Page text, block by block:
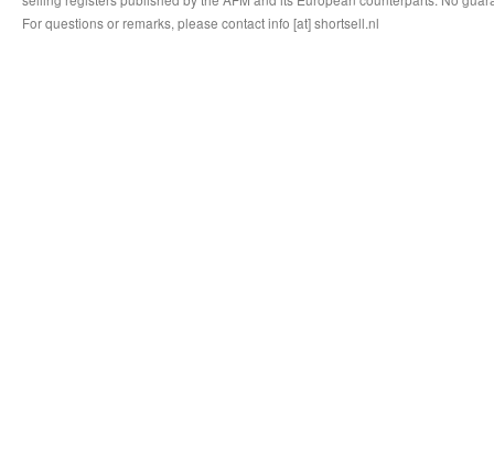
For questions or remarks, please contact info [at] shortsell.nl